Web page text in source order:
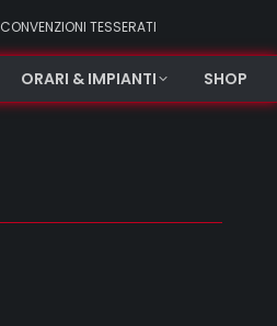
CONVENZIONI TESSERATI
ORARI & IMPIANTI SHOP